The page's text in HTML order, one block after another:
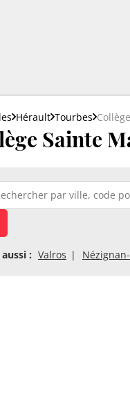
Hérault Tourbes
Sainte
: Valros